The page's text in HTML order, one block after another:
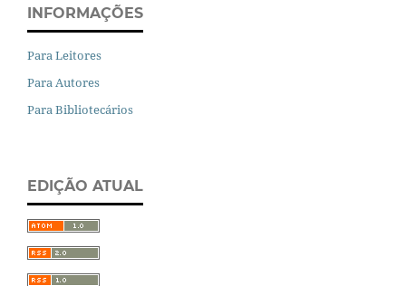
INFORMAÇÕES
Para Leitores
Para Autores
Para Bibliotecários
EDIÇÃO ATUAL